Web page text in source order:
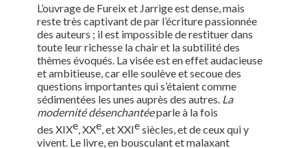
L’ouvrage de Fureix et Jarrige est dense, mais
reste très captivant de par l’écriture passionnée
des auteurs ; il est impossible de restituer dans
toute leur richesse la chair et la subtilité des
thèmes évoqués. La visée est en effet audacieuse
et ambitieuse, car elle soulève et secoue des
questions importantes qui s’étaient comme
sédimentées les unes auprès des autres. La
modernité désenchantéeparle à la fois
des XIXe, XXe, et XXIesiècles, et de ceux qui y
vivent. Le livre, en bousculant et malaxant